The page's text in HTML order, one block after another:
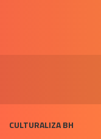
CULTURALIZA BH